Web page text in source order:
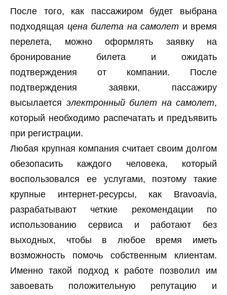
После того, как пассажиром будет выбрана
подходящая цена билета на самолет и время
перелета, можно оформлять заявку на
бронирование билета и ожидать
подтверждения от компании. После
подтверждения заявки, пассажиру
высылается электронный билет на самолет,
который необходимо распечатать и предъявить
при регистрации.
Любая крупная компания считает своим долгом
обезопасить каждого человека, который
воспользовался ее услугами, поэтому такие
крупные интернет-ресурсы, как Bravoavia,
разрабатывают четкие рекомендации по
использованию сервиса и работают без
выходных, чтобы в любое время иметь
возможность помочь собственным клиентам.
Именно такой подход к работе позволил им
завоевать положительную репутацию и